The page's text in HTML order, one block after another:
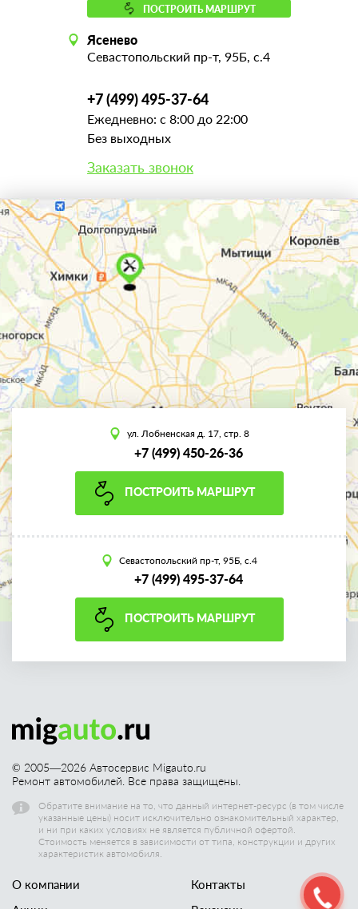
ПОСТРОИТЬ МАРШРУТ
Ясенево
Севастопольский пр-т, 95Б, с.4
+7 (499) 495-37-64
Ежедневно: с 8:00 до 22:00
Без выходных
Заказать звонок
ул. Лобненская д. 17, стр. 8
+7 (499) 450-26-36
ПОСТРОИТЬ МАРШРУТ
Севастопольский пр-т, 95Б, с.4
+7 (499) 495-37-64
ПОСТРОИТЬ МАРШРУТ
© 2005—2026 Автосервис Migauto.ru
Ремонт автомобилей. Все права защищены.
Обратите внимание на то, что данный интернет-ресурс (в том числе
указанные цены) носит исключительно ознакомительный характер,
и ни при каких условиях не является публичной офертой.
Стоимость меняется в зависимости от типа, конструкции и других
характеристик автомобиля.
О компании
Контакты